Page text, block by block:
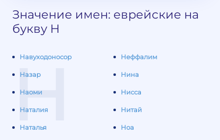
Значение имен: еврейские на
букву Н
Н
Навуходоносор
Назар
Наоми
Наталия
Наталья
Неффалим
Нина
Нисса
Нитай
Ноа